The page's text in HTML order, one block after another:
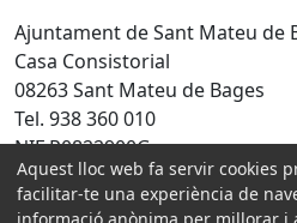
Ajuntament de Sant Mateu de
Casa Consistorial
08263 Sant Mateu de Bages
Tel. 938 360 010
NIF P0822900G
Amb la col·laboració de:
Aquest lloc web fa servir cookies
facilitar-te una experiència de